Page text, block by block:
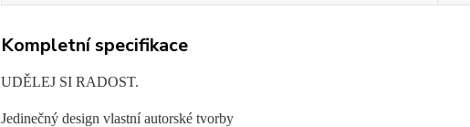
Kompletní specifikace
UDĚLEJ SI RADOST.
Jedinečný design vlastní autorské tvorby